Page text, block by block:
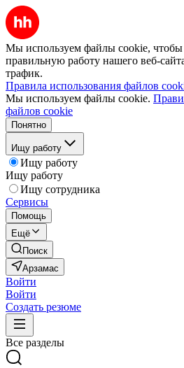
Мы используем файлы cookie, чтобы
правильную работу нашего веб-
трафик.
Правила использования файлов
Мы используем файлы cookie.
файлов cookie
Понятно
Ищу работу
Ищу работу
Ищу работу
Ищу сотрудника
Сервисы
Помощь
Ещё
Поиск
Арзамас
Войти
Войти
Создать резюме
Все разделы